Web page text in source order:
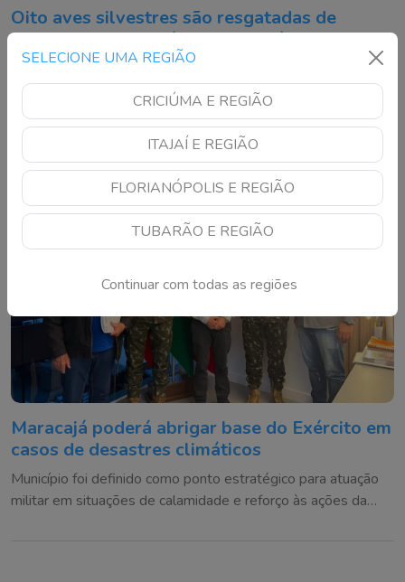
SELECIONE UMA REGIÃO
CRICIÚMA E REGIÃO
ITAJAÍ E REGIÃO
FLORIANÓPOLIS E REGIÃO
TUBARÃO E REGIÃO
Continuar com todas as regiões
Oito aves silvestres são resgatadas de
cativeiro em Balneário Camboriú
Animais estavam sem autorização ambiental e foram
encaminhados ao Complexo Ambiental Cyro Gevaerd
Maracajá poderá abrigar base do Exército em
casos de desastres climáticos
Município foi definido como ponto estratégico para atuação
militar em situações de calamidade e reforço às ações da